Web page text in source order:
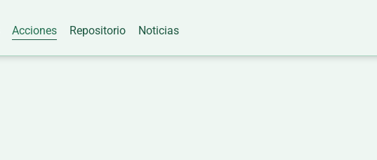
Acciones Repositorio Noticias